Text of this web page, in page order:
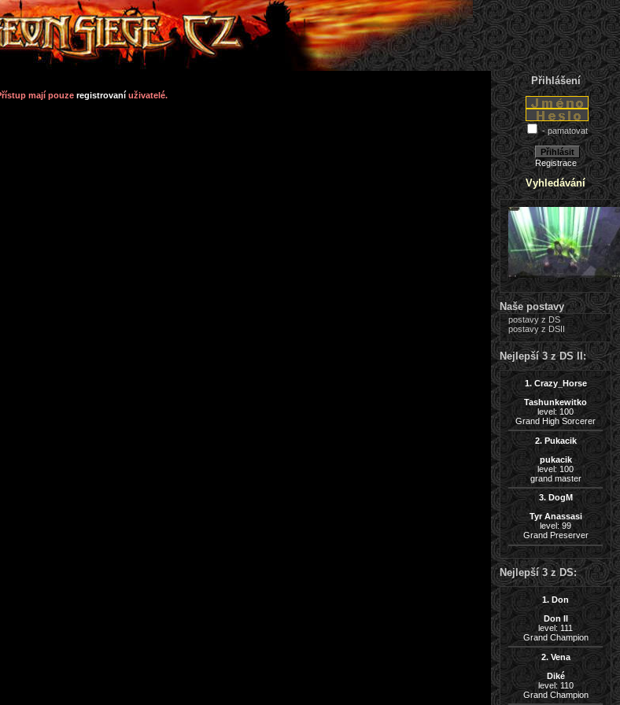
mají pouze registrovaní uživatelé.
Přihlášení
- pamatovat
Registrace
Vyhledávání
Naše postavy
postavy z DS
postavy z DSII
Nejlepší 3 z DS II:
1. Crazy_Horse
Tashunkewitko
level: 100
Grand High Sorcerer
2. Pukacik
pukacik
level: 100
grand master
3. DogM
Tyr Anassasi
level: 99
Grand Preserver
Nejlepší 3 z DS:
1. Don
Don II
level: 111
Grand Champion
2. Vena
Diké
level: 110
Grand Champion